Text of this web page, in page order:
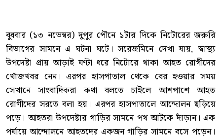
বুধবার (১৩ নভেম্বর) দুপুর পৌনে ১টার দিকে নিটোরের জরুরি
বিভাগের সামনে এ ঘটনা ঘটে। সরেজমিনে দেখা যায়, স্বাস্থ্য
উপদেষ্টা প্রায় আড়াই ঘণ্টা ধরে নিটোরে থাকা আহত রোগীদের
খোঁজখবর নেন। এরপর হাসপাতাল থেকে বের হওয়ার সময়
সেখানে সাংবাদিকরা কথা বলতে চাইলে আশপাশে আহত
রোগীদের সরতে বলা হয়। এরপর হাসপাতালে আন্দোলন ছড়িয়ে
পড়ে। আহতরা উপদেষ্টার গাড়ির সামনে পথ আটকে দাঁড়ান। এক
পর্যায়ে আন্দোলনে আহতদের একজন গাড়ির সামনে বসে পড়েন।